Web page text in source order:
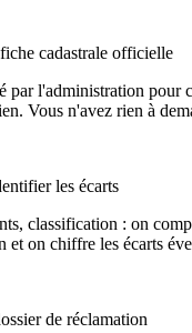
cadastrale officielle
par l'administration pour
Vous n'avez rien à
les écarts
classification : on
et on chiffre les écarts
de réclamation